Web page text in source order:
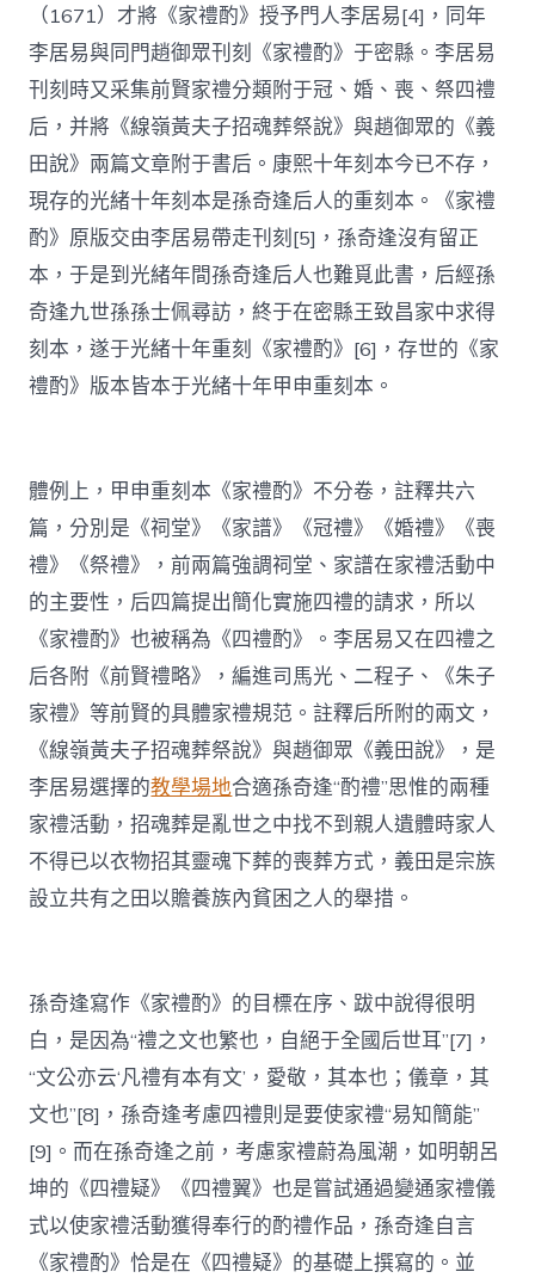
（1671）才將《家禮酌》授予門人李居易[4]，同年
李居易與同門趙御眾刊刻《家禮酌》于密縣。李居易
刊刻時又采集前賢家禮分類附于冠、婚、喪、祭四禮
后，并將《線嶺黃夫子招魂葬祭說》與趙御眾的《義
田說》兩篇文章附于書后。康熙十年刻本今已不存，
現存的光緒十年刻本是孫奇逢后人的重刻本。《家禮
酌》原版交由李居易帶走刊刻[5]，孫奇逢沒有留正
本，于是到光緒年間孫奇逢后人也難覓此書，后經孫
奇逢九世孫孫士佩尋訪，終于在密縣王致昌家中求得
刻本，遂于光緒十年重刻《家禮酌》[6]，存世的《家
禮酌》版本皆本于光緒十年甲申重刻本。
體例上，甲申重刻本《家禮酌》不分卷，註釋共六
篇，分別是《祠堂》《家譜》《冠禮》《婚禮》《喪
禮》《祭禮》，前兩篇強調祠堂、家譜在家禮活動中
的主要性，后四篇提出簡化實施四禮的請求，所以
《家禮酌》也被稱為《四禮酌》。李居易又在四禮之
后各附《前賢禮略》，編進司馬光、二程子、《朱子
家禮》等前賢的具體家禮規范。註釋后所附的兩文，
《線嶺黃夫子招魂葬祭說》與趙御眾《義田說》，是
李居易選擇的教學場地合適孫奇逢“酌禮”思惟的兩種
家禮活動，招魂葬是亂世之中找不到親人遺體時家人
不得已以衣物招其靈魂下葬的喪葬方式，義田是宗族
設立共有之田以贍養族內貧困之人的舉措。
孫奇逢寫作《家禮酌》的目標在序、跋中說得很明
白，是因為“禮之文也繁也，自絕于全國后世耳”[7]，
“文公亦云‘凡禮有本有文’，愛敬，其本也；儀章，其
文也”[8]，孫奇逢考慮四禮則是要使家禮“易知簡能”
[9]。而在孫奇逢之前，考慮家禮蔚為風潮，如明朝呂
坤的《四禮疑》《四禮翼》也是嘗試通過變通家禮儀
式以使家禮活動獲得奉行的酌禮作品，孫奇逢自言
《家禮酌》恰是在《四禮疑》的基礎上撰寫的。並